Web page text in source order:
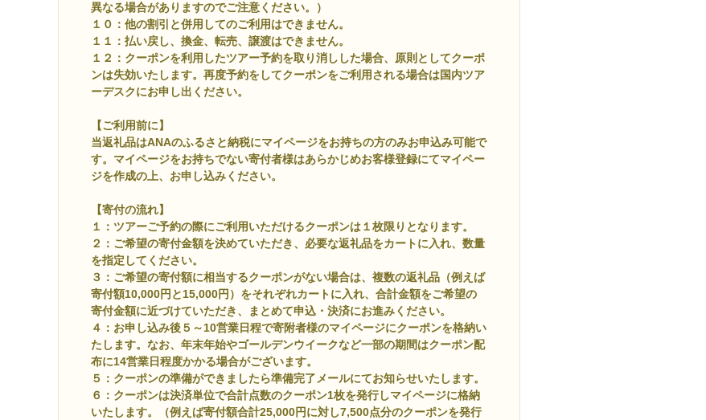
異なる場合がありますのでご注意ください。）
１０：他の割引と併用してのご利用はできません。
１１：払い戻し、換金、転売、譲渡はできません。
１２：クーポンを利用したツアー予約を取り消しした場合、原則としてクーポ
ンは失効いたします。再度予約をしてクーポンをご利用される場合は国内ツア
ーデスクにお申し出ください。
【ご利用前に】
当返礼品はANAのふるさと納税にマイページをお持ちの方のみお申込み可能で
す。マイページをお持ちでない寄付者様はあらかじめお客様登録にてマイペー
ジを作成の上、お申し込みください。
【寄付の流れ】
１：ツアーご予約の際にご利用いただけるクーポンは１枚限りとなります。
２：ご希望の寄付金額を決めていただき、必要な返礼品をカートに入れ、数量
を指定してください。
３：ご希望の寄付額に相当するクーポンがない場合は、複数の返礼品（例えば
寄付額10,000円と15,000円）をそれぞれカートに入れ、合計金額をご希望の
寄付金額に近づけていただき、まとめて申込・決済にお進みください。
４：お申し込み後５～10営業日程で寄附者様のマイページにクーポンを格納い
たします。なお、年末年始やゴールデンウイークなど一部の期間はクーポン配
布に14営業日程度かかる場合がございます。
５： クーポンの準備ができましたら準備完了メールにてお知らせいたします。
６：クーポンは決済単位で合計点数のクーポン1枚を発行しマイページに格納
いたします。（例えば寄付額合計25,000円に対し7,500点分のクーポンを発行